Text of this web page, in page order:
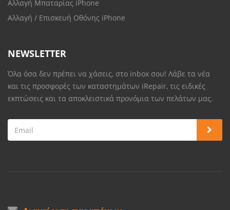
Αλλαγή Μπαταρίας iPhone
Αλλαγή / Επισκευή Οθόνης iPhone
NEWSLETTER
Όλα όσα δεν πρέπει να χάσεις, στο inbox σου! Λάβε τα νέα
και τις προσφορές των καταστημάτων iRepair, τις ειδικές
εκπτώσεις και τα αποκλειστικά προνόμια των πελάτων μας.